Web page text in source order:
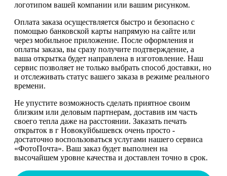
логотипом вашей компании или вашим рисунком.
Оплата заказа осуществляется быстро и безопасно с
помощью банковской карты напрямую на сайте или
через мобильное приложение. После оформления и
оплаты заказа, вы сразу получите подтверждение, а
ваша открытка будет направлена в изготовление. Наш
сервис позволяет не только выбрать способ доставки, но
и отслеживать статус вашего заказа в режиме реального
времени.
Не упустите возможность сделать приятное своим
близким или деловым партнерам, доставив им часть
своего тепла даже на расстоянии. Заказать печать
открыток в г Новокуйбышевск очень просто -
достаточно воспользоваться услугами нашего сервиса
«ФотоПочта». Ваш заказ будет выполнен на
высочайшем уровне качества и доставлен точно в срок.